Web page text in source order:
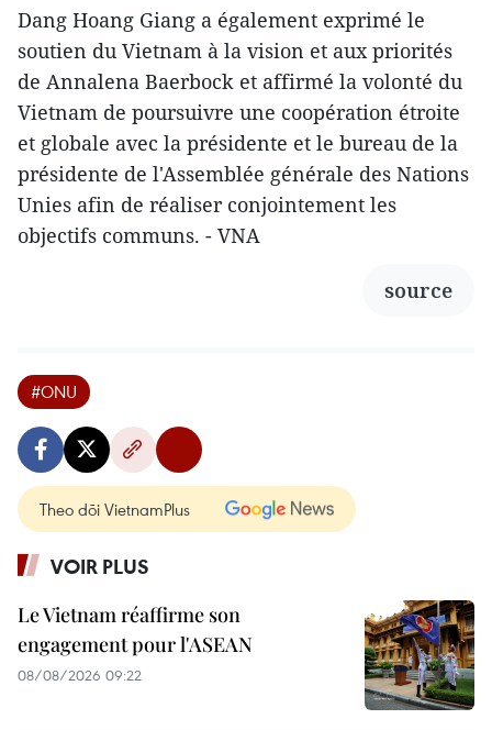
Dang Hoang Giang a également exprimé le
soutien du Vietnam à la vision et aux priorités
de Annalena Baerbock et affirmé la volonté du
Vietnam de poursuivre une coopération étroite
et globale avec la présidente et le bureau de la
présidente de l'Assemblée générale des Nations
Unies afin de réaliser conjointement les
objectifs communs. - VNA
source
#ONU
Theo dõi VietnamPlus
VOIR PLUS
Le Vietnam réaffirme son
engagement pour l'ASEAN
08/08/2026 09:22